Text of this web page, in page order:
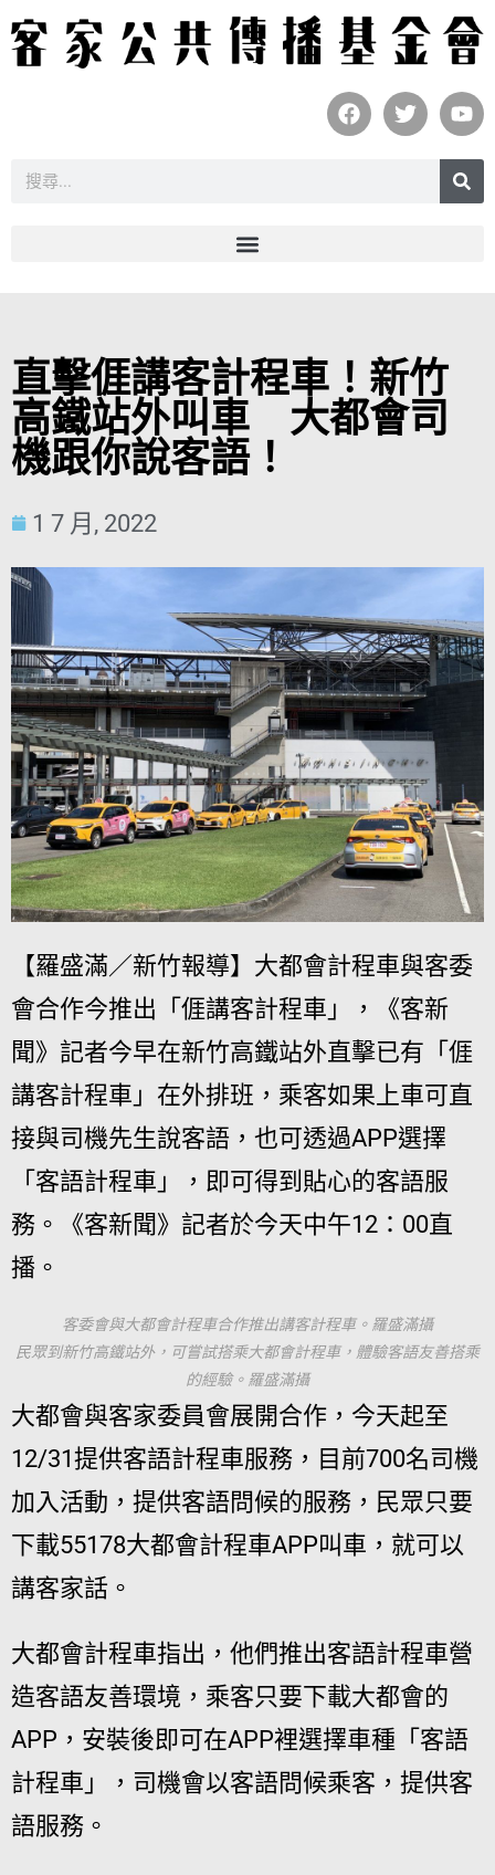
直擊𠊎講客計程車！新竹
高鐵站外叫車 大都會司
機跟你說客語！
1 7 月, 2022
【羅盛滿／新竹報導】大都會計程車與客委
會合作今推出「𠊎講客計程車」，《客新
聞》記者今早在新竹高鐵站外直擊已有「𠊎
講客計程車」在外排班，乘客如果上車可直
接與司機先生說客語，也可透過APP選擇
「客語計程車」，即可得到貼心的客語服
務。《客新聞》記者於今天中午12：00直
播。
客委會與大都會計程車合作推出講客計程車。羅盛滿攝
民眾到新竹高鐵站外，可嘗試搭乘大都會計程車，體驗客語友善搭乘
的經驗。羅盛滿攝
大都會與客家委員會展開合作，今天起至
12/31提供客語計程車服務，目前700名司機
加入活動，提供客語問候的服務，民眾只要
下載55178大都會計程車APP叫車，就可以
講客家話。
大都會計程車指出，他們推出客語計程車營
造客語友善環境，乘客只要下載大都會的
APP，安裝後即可在APP裡選擇車種「客語
計程車」，司機會以客語問候乘客，提供客
語服務。